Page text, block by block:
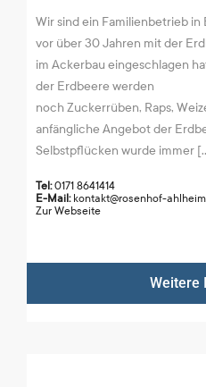
Wir sind ein Familienbetrieb
vor über 30 Jahren mit der
im Ackerbau eingeschlagen
der Erdbeere werden
noch Zuckerrüben, Raps,
anfängliche Angebot der
Selbstpflücken wurde immer
Tel:0171 8641414
E-Mail: kontakt@rosenhof-
Zur Webseite
Weitere